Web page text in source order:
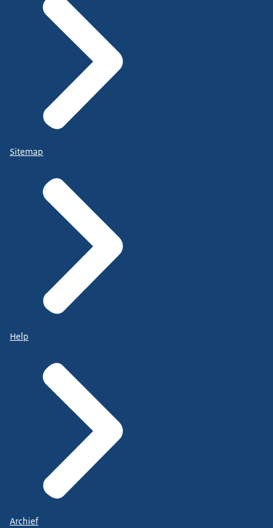
Sitemap
Help
Archief